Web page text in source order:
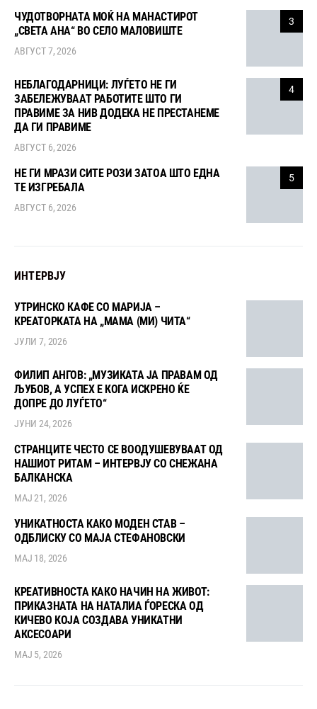
3
ЧУДОТВОРНАТА МОЌ НА МАНАСТИРОТ
„СВЕТА АНА“ ВО СЕЛО МАЛОВИШТЕ
АВГУСТ 7, 2026
4
НЕБЛАГОДАРНИЦИ: ЛУЃЕТО НЕ ГИ
ЗАБЕЛЕЖУВААТ РАБОТИТЕ ШТО ГИ
ПРАВИМЕ ЗА НИВ ДОДЕКА НЕ ПРЕСТАНЕМЕ
ДА ГИ ПРАВИМЕ
АВГУСТ 6, 2026
5
НЕ ГИ МРАЗИ СИТЕ РОЗИ ЗАТОА ШТО ЕДНА
ТЕ ИЗГРЕБАЛА
АВГУСТ 6, 2026
ИНТЕРВЈУ
УТРИНСКО КАФЕ СО МАРИЈА –
КРЕАТОРКАТА НА „МАМА (МИ) ЧИТА“
ЈУЛИ 7, 2026
ФИЛИП АНГОВ: „МУЗИКАТА ЈА ПРАВАМ ОД
ЉУБОВ, А УСПЕХ Е КОГА ИСКРЕНО ЌЕ
ДОПРЕ ДО ЛУЃЕТО“
ЈУНИ 24, 2026
СТРАНЦИТЕ ЧЕСТО СЕ ВООДУШЕВУВААТ ОД
НАШИОТ РИТАМ – ИНТЕРВЈУ СО СНЕЖАНА
БАЛКАНСКА
МАЈ 21, 2026
УНИКАТНОСТА КАКО МОДЕН СТАВ –
ОДБЛИСКУ СО МАЈА СТЕФАНОВСКИ
МАЈ 18, 2026
КРЕАТИВНОСТА КАКО НАЧИН НА ЖИВОТ:
ПРИКАЗНАТА НА НАТАЛИА ЃОРЕСКА ОД
КИЧЕВО КОЈА СОЗДАВА УНИКАТНИ
АКСЕСОАРИ
МАЈ 5, 2026